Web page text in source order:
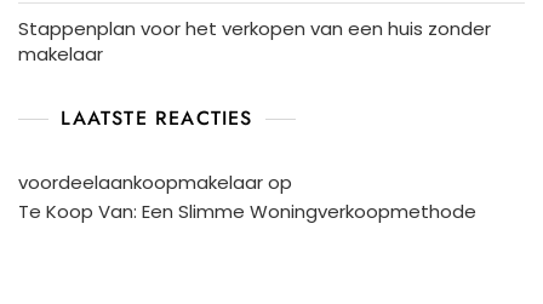
Stappenplan voor het verkopen van een huis zonder
makelaar
LAATSTE REACTIES
voordeelaankoopmakelaarop
Te Koop Van: Een Slimme Woningverkoopmethode